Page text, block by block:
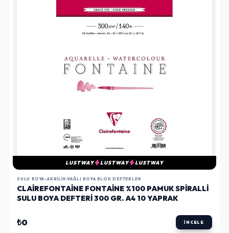
LUSTWAY LUSTWAY LUSTWAY
SULU BOYA-AKRILIK-YAĞLI BOYA BLOK DEFTERLER
CLAIREFONTAINE FONTAINE %100 PAMUK SPIRALLI
SULU BOYA DEFTERI 300 GR. A4 10 YAPRAK
₺0 İNCELE